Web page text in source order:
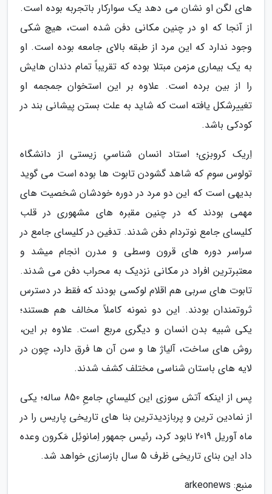
های لگن او نشان می دهد یک سوارکار باتجربه بوده است.
از آنجا که او در چنین مکانی دفن شده است، هیچ شکی
وجود ندارد که این مرد از طبقه بالای جامعه بوده است. او
به یک بیماری مزمن مبتلا بوده که تقریباً تمام دندان هایش
را از بین برده است. علاوه بر این استخوان جمجمه او
تغییرشکل یافته است که شاید به علت بستن پیشانی بند در
کودکی باشد.
اِریک کروبزی؛ استاد انسان شناسیِ زیستی از دانشگاه
تولوس سوم که شاهد گشودن تابوت ها بوده است می گوید
بدیهی است که این دو مرد در دوره خودشان شخصیت های
مهمی بودند که در چنین مقبره های مشهوری در قلب
کلیسای جامع نوتردام دفن شدند. تدفین در کلیسای جامع در
سراسر دوره های قرون وسطی و مدرن انجام میشد و
معتبرترین افراد در مکانی نزدیک به محراب دفن می شدند.
تابوت های سربی هم اقلام لوکسی بودند که فقط در دسترس
ثروتمندان بودند. این دو نمونه کاملاً مخالف هم هستند؛
یکی شبیه بدن انسان و دیگری مربع است. علاوه بر این،
روش های ساخت، آلیاژ ها و سن آن ها فرق دارد، چون در
لایه های باستان شناسی مختلف کشف شدند.
پس از اینکه آتش سوزی این کلیسایِ جامعِ 850 ساله؛ یکی
از نمادین ترین و پربازدیدترین بنا های تاریخی پاریس را در
ماه آوریل 2019 نابود کرد، رئیس جمهور اِمانوئِل مَکرون وعده
داد این بنای تاریخی ظرف 5 سال بازسازی خواهد شد.
منبع: arkeonews